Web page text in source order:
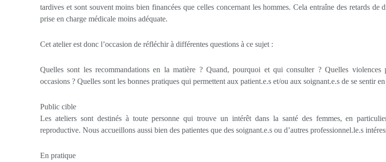
tardives et sont souvent moins bien financées que celles concernant les hommes. Cela entraîne des retards de
prise en charge médicale moins adéquate.
Cet atelier est donc l’occasion de réfléchir à différentes questions à ce sujet :
Quelles sont les recommandations en la matière ? Quand, pourquoi et qui consulter ? Quelles violences
occasions ? Quelles sont les bonnes pratiques qui permettent aux patient.e.s et/ou aux soignant.e.s de se sentir
Public cible
Les ateliers sont destinés à toute personne qui trouve un intérêt dans la santé des femmes, en
reproductive. Nous accueillons aussi bien des patientes que des soignant.e.s ou d’autres professionnel.le.s
En pratique